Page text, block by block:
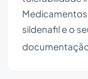
sildenafil e o